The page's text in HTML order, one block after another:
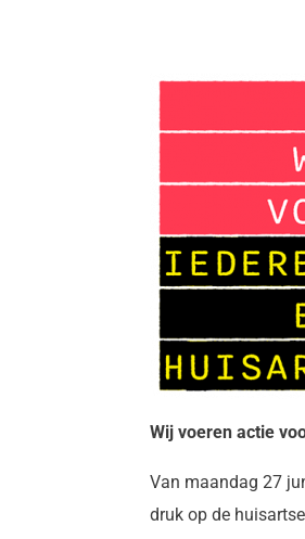
Wij voeren actie
Van maandag 27
druk op de